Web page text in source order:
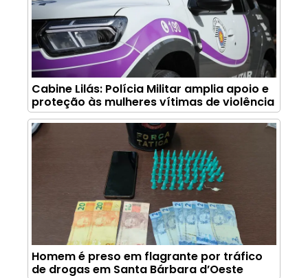
Cabine Lilás: Polícia Militar amplia apoio e
proteção às mulheres vítimas de violência
Homem é preso em flagrante por tráfico
de drogas em Santa Bárbara d’Oeste